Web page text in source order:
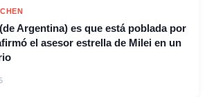
Argentina) es que está poblada por
el asesor estrella de Milei en un